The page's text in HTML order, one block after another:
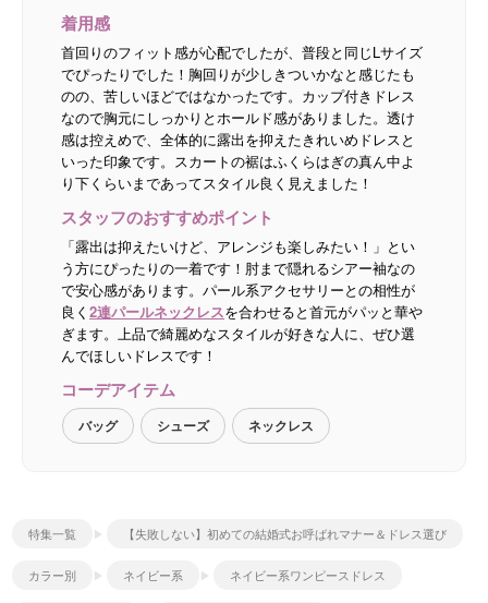
着用感
首回りのフィット感が心配でしたが、普段と同じLサイズ
でぴったりでした！胸回りが少しきついかなと感じたも
のの、苦しいほどではなかったです。カップ付きドレス
なので胸元にしっかりとホールド感がありました。透け
感は控えめで、全体的に露出を抑えたきれいめドレスと
いった印象です。スカートの裾はふくらはぎの真ん中よ
り下くらいまであってスタイル良く見えました！
スタッフのおすすめポイント
「露出は抑えたいけど、アレンジも楽しみたい！」とい
う方にぴったりの一着です！肘まで隠れるシアー袖なの
で安心感があります。パール系アクセサリーとの相性が
良く 2連パールネックレスを合わせると首元がパッと華や
ぎます。上品で綺麗めなスタイルが好きな人に、ぜひ選
んでほしいドレスです！
コーデアイテム
バッグ シューズ ネックレス
特集一覧 【失敗しない】初めての結婚式お呼ばれマナー＆ドレス選び
カラー別 ネイビー系 ネイビー系ワンピースドレス